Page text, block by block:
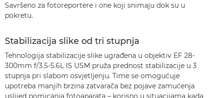
Savršeno za fotoreportere i one koji snimaju dok su u
pokretu.
Stabilizacija slike od tri stupnja
Tehnologija stabilizacije slike ugrađena u objektiv EF 28-
300mm f/3.5-5.6L IS USM pruža prednost stabilizacije u 3
stupnja pri slabom osvjetljenju. Time se omogućuje
upotreba manjih brzina zatvarača bez pojave zamućenja
uslijed pomicanja fotoaparata – korisno u situacijama kada